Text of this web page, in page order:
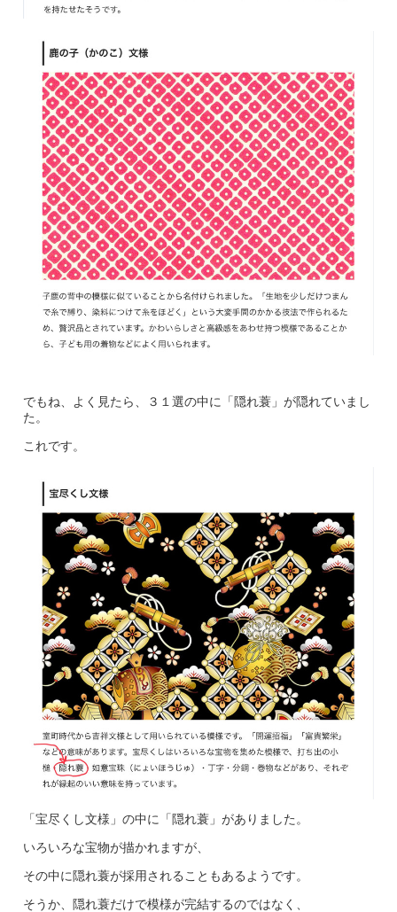
でもね、よく見たら、３１選の中に「隠れ蓑」が隠れていまし
た。
これです。
「宝尽くし文様」の中に「隠れ蓑」がありました。
いろいろな宝物が描かれますが、
その中に隠れ蓑が採用されることもあるようです。
そうか、隠れ蓑だけで模様が完結するのではなく、